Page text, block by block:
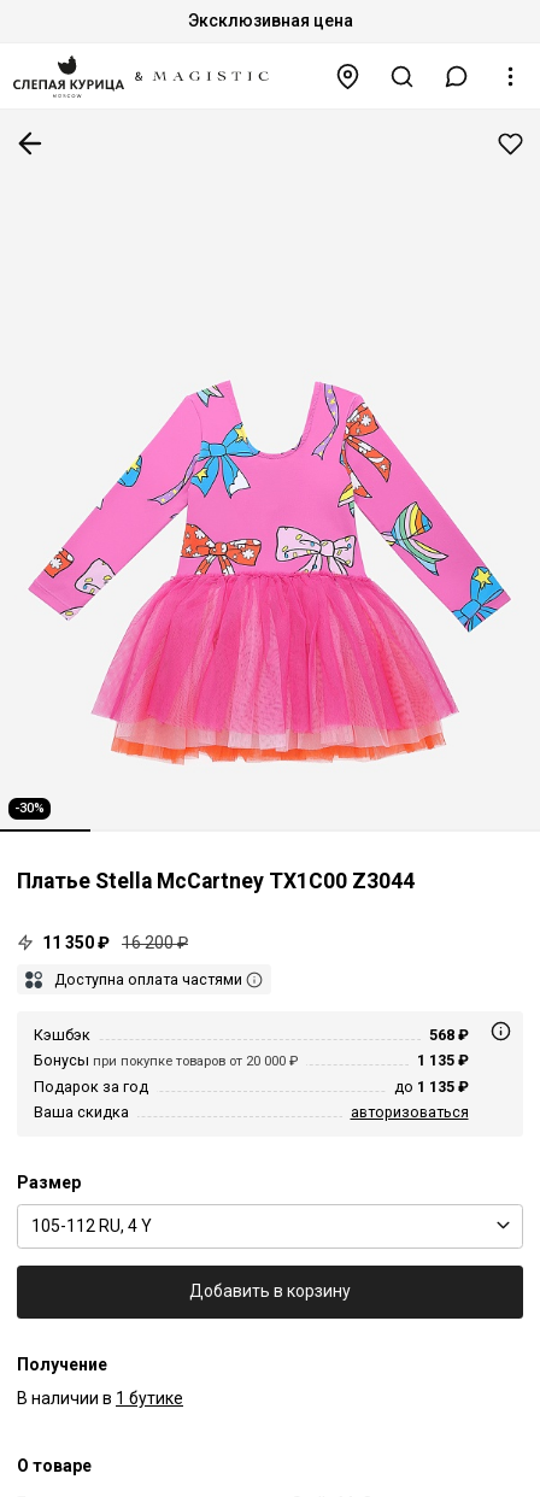
Эксклюзивная цена
-30%
Платье Stella McCartney TX1C00 Z3044
11 350 ₽ 16 200 ₽
Доступна оплата частями
Кэшбэк
568 ₽
Бонусы при покупке товаров от 20 000 ₽
1 135 ₽
Подарок за год
до 1 135 ₽
Ваша скидка
авторизоваться
Размер
105-112 RU, 4 Y
Добавить в корзину
Получение
В наличии в 1 бутике
О товаре